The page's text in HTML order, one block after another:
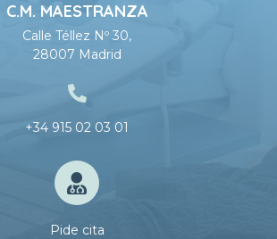
C.M. MAESTRANZA
Calle Téllez Nº 30,
28007 Madrid
+34 915 02 03 01
Pide cita